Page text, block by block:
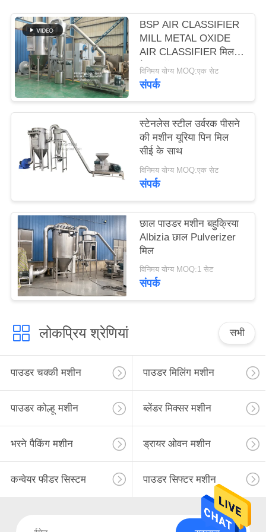
PRIVACY
POLICY
BSP AIR CLASSIFIER
MILL METAL OXIDE
AIR CLASSIFIER मिल
मेटल ऑक्साइड ACM
GGRINDER
विनिमय योग्य MOQ:एक सेट
संपर्क
स्टेनलेस स्टील उर्वरक पीसने
की मशीन यूरिया पिन मिल
सीई के साथ
विनिमय योग्य MOQ:एक सेट
संपर्क
छाल पाउडर मशीन बहुक्रिया
Albizia छाल Pulverizer
मिल
विनिमय योग्य MOQ:1 सेट
संपर्क
लोकप्रिय श्रेणियां सभी
पाउडर चक्की मशीन पाउडर मिलिंग मशीन
पाउडर कोल्हू मशीन ब्लेंडर मिक्सर मशीन
भरने पैकिंग मशीन ड्रायर ओवन मशीन
कन्वेयर फीडर सिस्टम पाउडर सिफ्टर मशीन